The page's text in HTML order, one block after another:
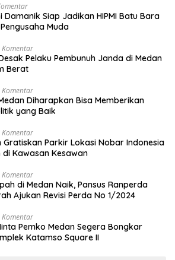
Damanik Siap Jadikan HIPMI Batu Bara
Muda
Komentar
Pelaku Pembunuh Janda di Medan
Berat
Komentar
Diharapkan Bisa Memberikan
yang Baik
Komentar
Gratiskan Parkir Lokasi Nobar Indonesia
di Kawasan Kesawan
Komentar
di Medan Naik, Pansus Ranperda
Ajukan Revisi Perda No 1/2024
Komentar
Pemko Medan Segera Bongkar
Katamso Square II